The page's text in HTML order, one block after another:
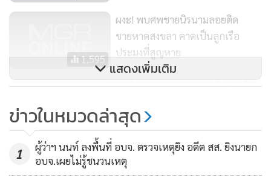
1,595
ผงะ! พบศพชายนิรนามลอยติด
ชายหาดสงขลา คาดเป็นลูกเรือ
ประมงที่สูญหาย
413
ฆ่าหั่นศพ พบถูกทรมาน ชิ้นส่วนโผล่
แสดงเพิ่มเติม
ข่าวในหมวดล่าสุด
1
ผู้ว่าฯ นนท์ ลงพื้นที่ อบจ. ตรวจเหตุยิง อดีต สส. ยิงนายก
อบจ.เผยไม่รู้ชนวนเหตุ